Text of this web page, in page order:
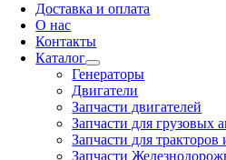
Доставка и оплата
О нас
Контакты
Каталог
Генераторы
Двигатели
Запчасти двигателей
Запчасти для грузовых
Запчасти для тракторов
Запчасти